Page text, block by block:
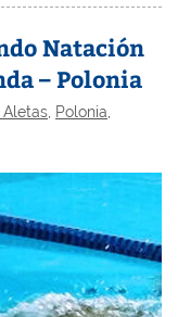
Natación
– Polonia
Aletas Polonia